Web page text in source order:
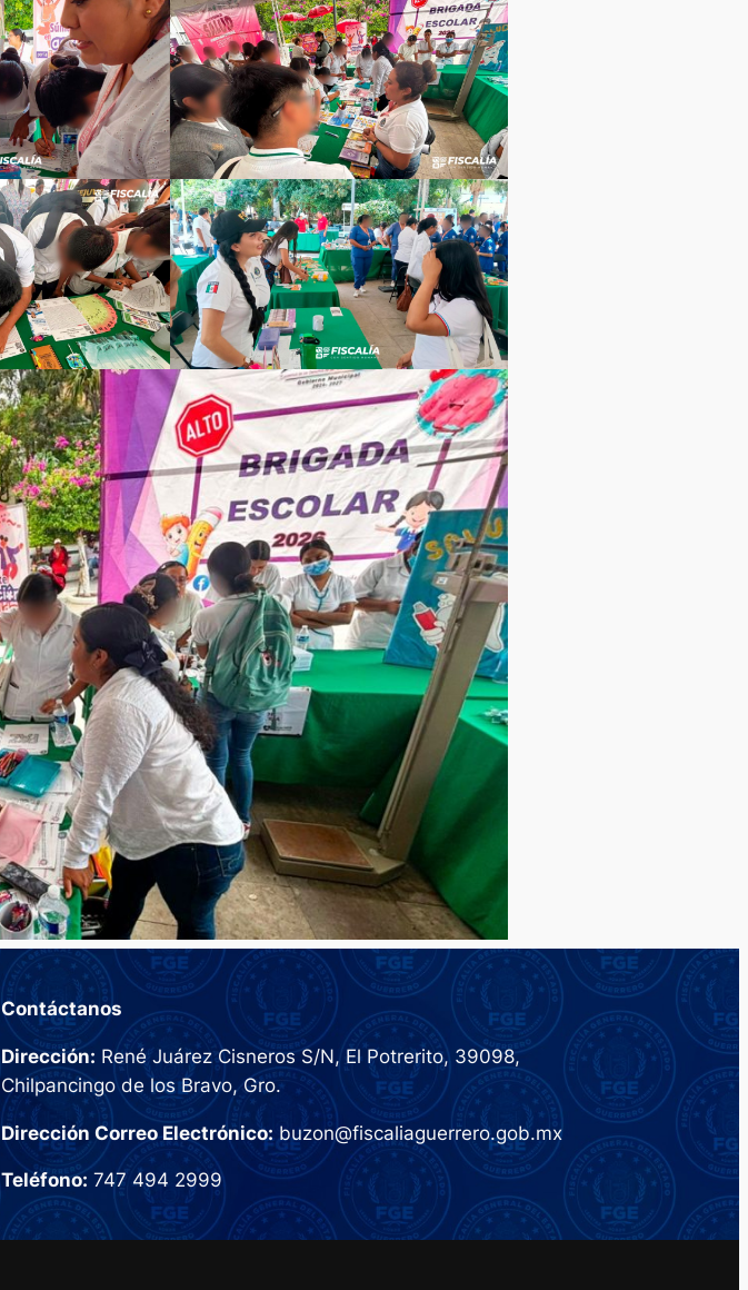
Contáctanos
Dirección: René Juárez Cisneros S/N, El Potrerito, 39098,
Chilpancingo de los Bravo, Gro.
Dirección Correo Electrónico:buzon@fiscaliaguerrero.gob.mx
Teléfono: 747 494 2999